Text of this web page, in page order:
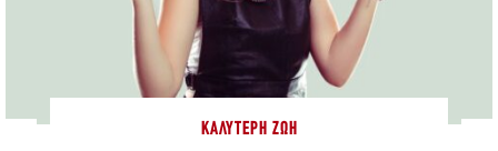
ΚΑΛΎΤΕΡΗ ΖΩΉ